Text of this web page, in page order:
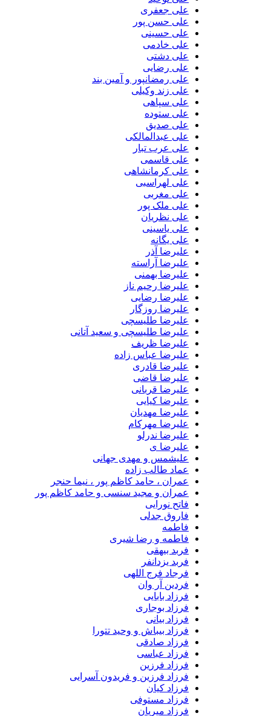
علی جعفری
علی حسن پور
علی حسینی
علی خادمی
علی دشتی
علی رضایی
علی رمضانپور و آمین بند
علی زند وکیلی
علی سپاهی
علی ستوده
علی صدیق
علی عبدالمالکی
علی عرب تبار
علی قاسمی
علی کرمانشاهی
علی لهراسبی
علی مغربی
علی ملک پور
علی نظریان
علی یاسینی
علی یگانه
علیرضا آذر
علیرضا آراسته
علیرضا بهمنی
علیرضا رحیم ناز
علیرضا رضایی
علیرضا روزگار
علیرضا طلیسچی
علیرضا طلیسچی و سعید آتانی
علیرضا ظریف
علیرضا عباس زاده
علیرضا قادری
علیرضا قاضی
علیرضا قربانی
علیرضا کیایی
علیرضا مهدیان
علیرضا مهرکام
علیرضا ندرلو
علیرضا ی
علیشمس و مهدی جهانی
عماد طالب زاده
عمران ، حامد کاظم پور ، نیما حنجر
عمران و مجید سنسی و حامد کاظم پور
فاتح نورایی
فاروق جدلی
فاطمه
فاطمه و رضا شیری
فربد بیهقی
فربد یزدانفر
فرجاد فرج اللهی
فردین آر وان
فرزاد بابایی
فرزاد بوجاری
فرزاد بیانی
فرزاد بیباش و وحید تتورا
فرزاد صادقی
فرزاد عباسی
فرزاد فرزین
فرزاد فرزین و فریدون آسرایی
فرزاد کیان
فرزاد مستوفی
فرزاد میریان